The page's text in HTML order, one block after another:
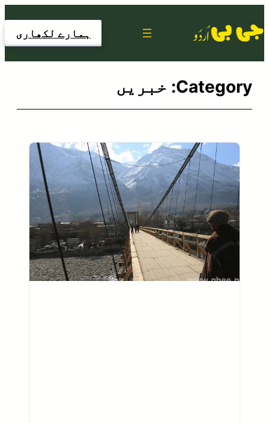
to
ہمارے لکھاری
Category: خبریں